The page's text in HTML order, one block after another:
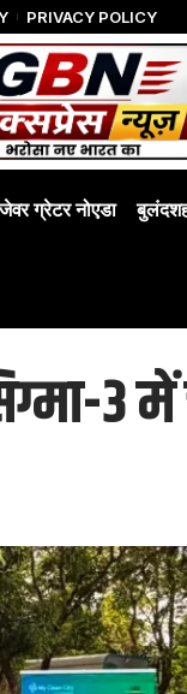
PRIVACY POLICY
ग्रेटर नोएडा